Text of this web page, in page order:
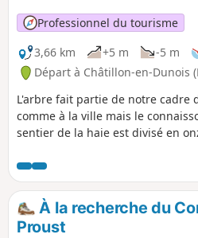
Professionnel du tourisme
3,66 km
+5 m -5 m
Départ à Châtillon-en-Dunois
L'arbre fait partie de notre cadre
comme à la ville mais le
sentier de la haie est divisé en
été plantés en 1998. Des
implantés le long du parcours
comprendre les différentes
À la recherche du
Proust